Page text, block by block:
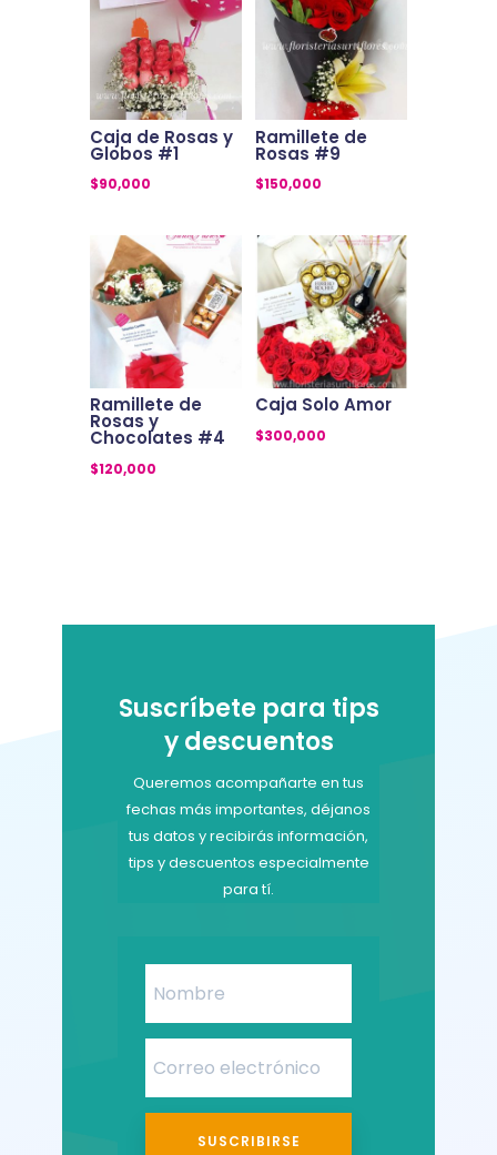
Caja de Rosas y
Globos #1
$90,000
Ramillete de
Rosas #9
$150,000
Ramillete de
Rosas y
Chocolates #4
$120,000
Caja Solo Amor
$300,000
Suscríbete para tips
y descuentos
Queremos acompañarte en tus
fechas más importantes, déjanos
tus datos y recibirás información,
tips y descuentos especialmente
para tí.
SUSCRIBIRSE